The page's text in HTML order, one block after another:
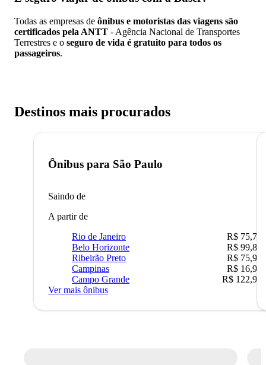
Todas as empresas de ônibus e motoristas das viagens são
certificados pela ANTT - Agência Nacional de Transportes
Terrestres e o seguro de vida é gratuito para todos os
passageiros.
Destinos mais procurados
Ônibus para São Paulo
Saindo de
A partir de
Rio de Janeiro
R$ 75,77
Belo Horizonte
R$ 99,89
Ribeirão Preto
R$ 75,90
Campinas
R$ 16,90
Campo Grande
R$ 122,90
Ver mais ônibus